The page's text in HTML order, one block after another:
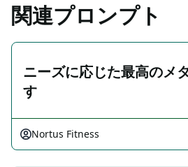
関連プロンプト
ニーズに応じた最高のメ
す
Nortus Fitness